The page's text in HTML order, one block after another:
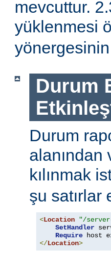
mevcuttur.
yüklenmesi
Durum
Durum
alanından
kılınmak
şu satırlar
<Location "/
SetHandler
Require host
</Location>